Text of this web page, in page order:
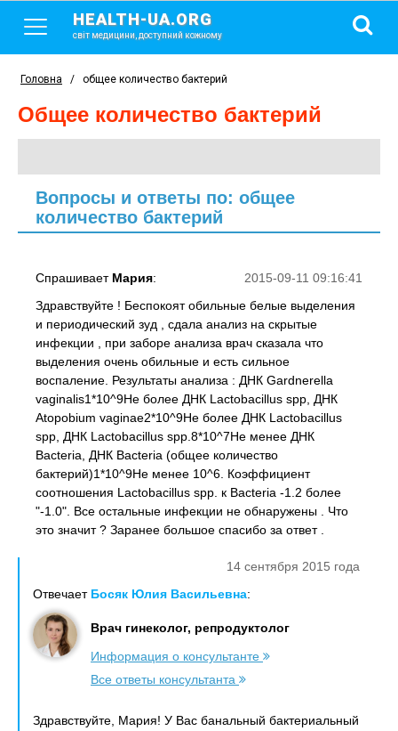
HEALTH-UA.ORG
світ медицини, доступний кожному
Головна / общее количество бактерий
общее количество бактерий
Вопросы и ответы по: общее
количество бактерий
2015-09-11 09:16:41
Спрашивает Мария:
Здравствуйте ! Беспокоят обильные белые выделения
и периодический зуд , сдала анализ на скрытые
инфекции , при заборе анализа врач сказала что
выделения очень обильные и есть сильное
воспаление. Результаты анализа : ДНК Gardnerella
vaginalis1*10^9Не более ДНК Lactobacillus spp, ДНК
Atopobium vaginae2*10^9Не более ДНК Lactobacillus
spp, ДНК Lactobacillus spp.8*10^7Не менее ДНК
Bacteria, ДНК Bacteria (общее количество
бактерий)1*10^9Не менее 10^6. Коэффициент
соотношения Lactobacillus spp. к Bacteria -1.2 более
"-1.0". Все остальные инфекции не обнаружены . Что
это значит ? Заранее большое спасибо за ответ .
14 сентября 2015 года
Отвечает Босяк Юлия Васильевна:
Врач гинеколог, репродуктолог
Информация о консультанте
Все ответы консультанта
Здравствуйте, Мария! У Вас банальный бактериальный